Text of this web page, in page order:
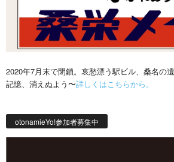
2020年7月末で閉鎖。哀愁漂う駅ビル、桑名の
記憶、消えぬよう〜詳しくはこちらから。
otonamieYo!参加者募集中